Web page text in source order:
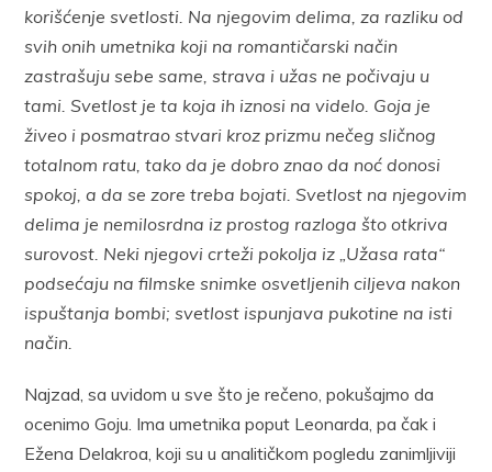
korišćenje svetlosti. Na njegovim delima, za razliku od
svih onih umetnika koji na romantičarski način
zastrašuju sebe same, strava i užas ne počivaju u
tami. Svetlost je ta koja ih iznosi na videlo. Goja je
živeo i posmatrao stvari kroz prizmu nečeg sličnog
totalnom ratu, tako da je dobro znao da noć donosi
spokoj, a da se zore treba bojati. Svetlost na njegovim
delima je nemilosrdna iz prostog razloga što otkriva
surovost. Neki njegovi crteži pokolja iz „Užasa rata“
podsećaju na filmske snimke osvetljenih ciljeva nakon
ispuštanja bombi; svetlost ispunjava pukotine na isti
način.
Najzad, sa uvidom u sve što je rečeno, pokušajmo da
ocenimo Goju. Ima umetnika poput Leonarda, pa čak i
Ežena Delakroa, koji su u analitičkom pogledu zanimljiviji